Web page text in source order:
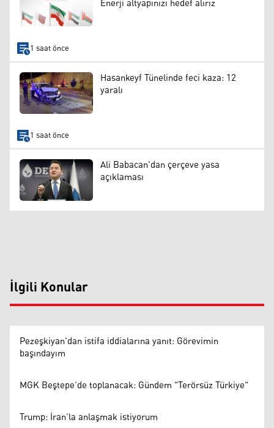
1 saat önce
Hasankeyf Tünelinde feci kaza: 12
yaralı
1 saat önce
Ali Babacan'dan çerçeve yasa
açıklaması
İlgili Konular
Pezeşkiyan'dan istifa iddialarına yanıt: Görevimin
başındayım
MGK Beştepe’de toplanacak: Gündem "Terörsüz Türkiye"
Trump: İran’la anlaşmak istiyorum